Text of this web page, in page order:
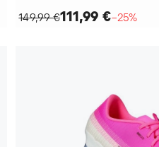
149,99 €111,99 €−25%